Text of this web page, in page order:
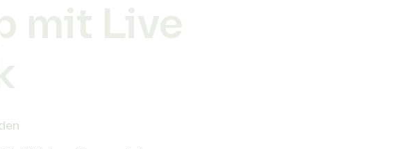
mit Live